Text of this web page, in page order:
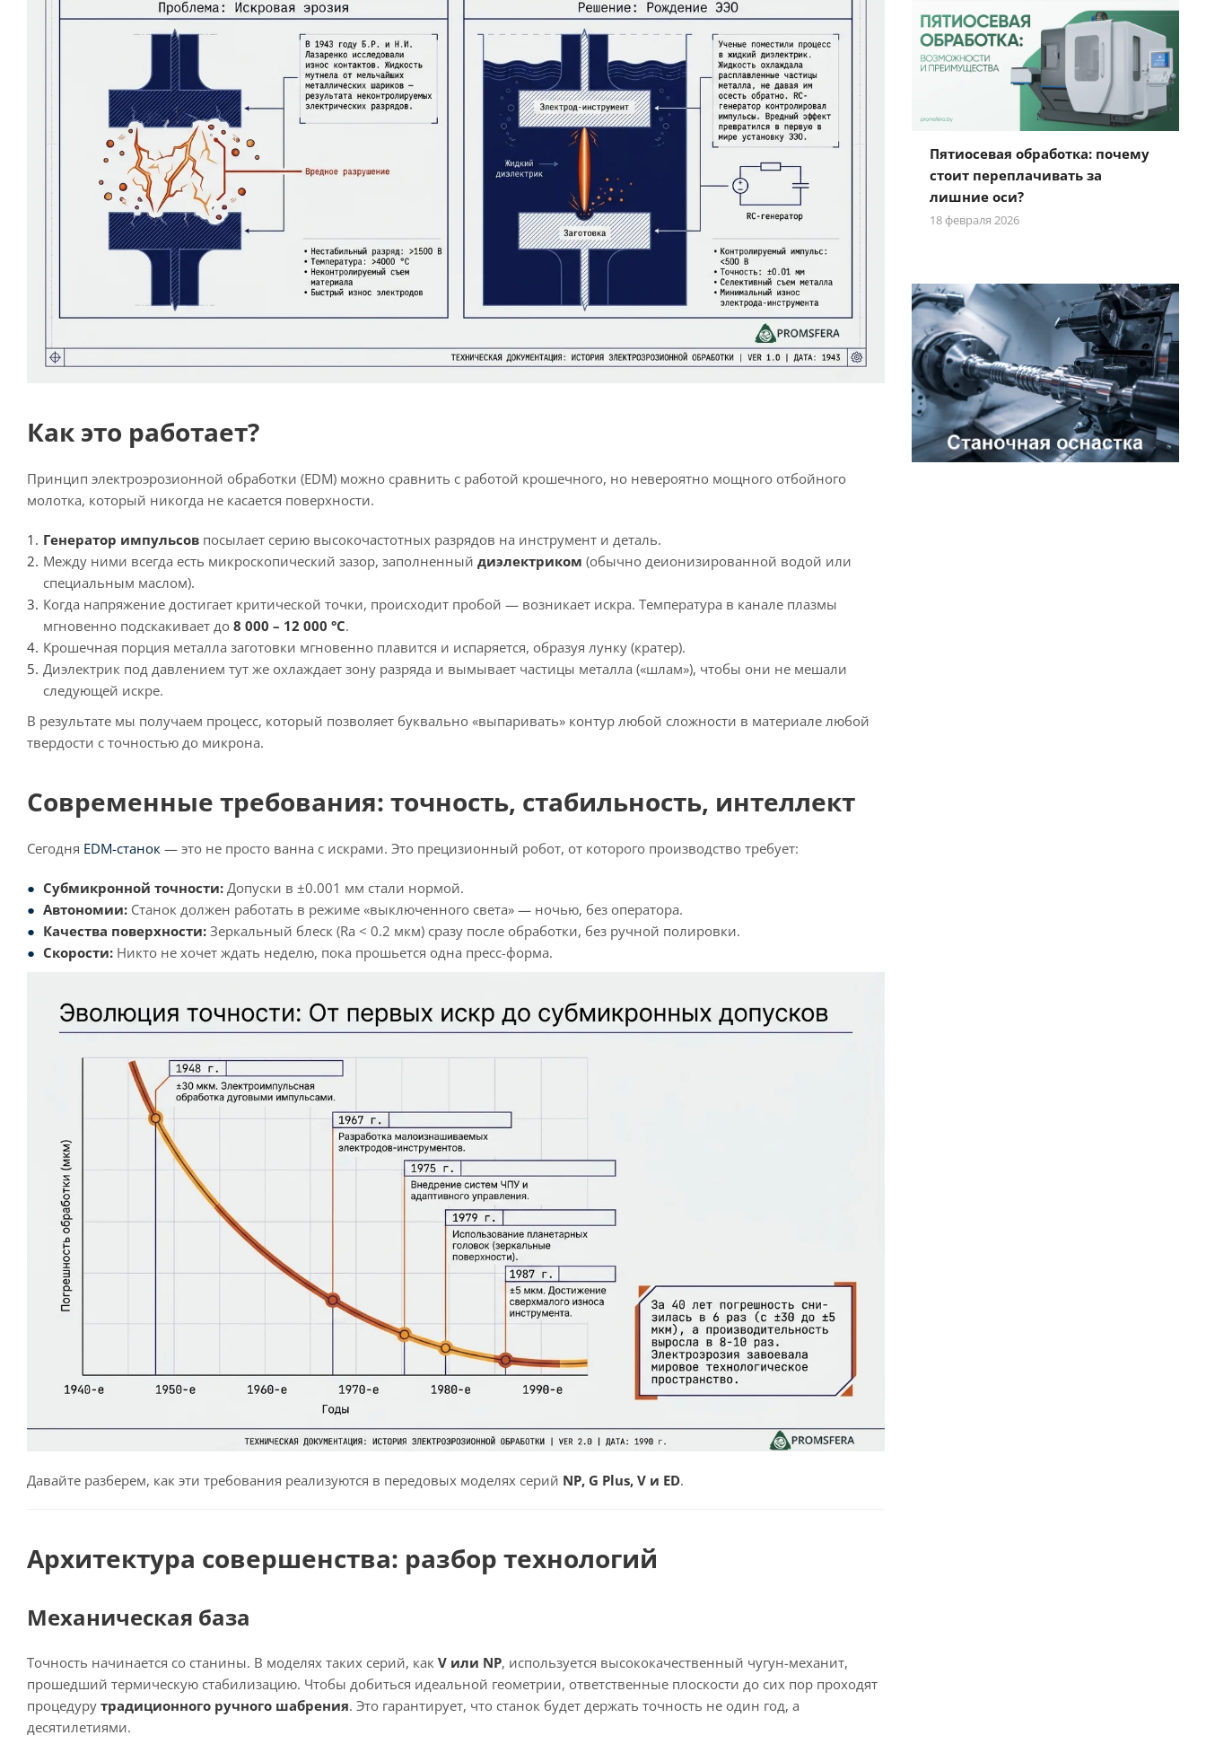
Как это работает?
Принцип электроэрозионной обработки (EDM) можно сравнить с работой крошечного, но невероятно мощного отбойного
молотка, который никогда не касается поверхности.
Генератор импульсов посылает серию высокочастотных разрядов на инструмент и деталь.
Между ними всегда есть микроскопический зазор, заполненный диэлектриком (обычно деионизированной водой или
специальным маслом).
Когда напряжение достигает критической точки, происходит пробой — возникает искра. Температура в канале плазмы
мгновенно подскакивает до 8 000 – 12 000 °C.
Крошечная порция металла заготовки мгновенно плавится и испаряется, образуя лунку (кратер).
Диэлектрик под давлением тут же охлаждает зону разряда и вымывает частицы металла («шлам»), чтобы они не мешали
следующей искре.
В результате мы получаем процесс, который позволяет буквально «выпаривать» контур любой сложности в материале любой
твердости с точностью до микрона.
Современные требования: точность, стабильность, интеллект
Сегодня EDM-станок — это не просто ванна с искрами. Это прецизионный робот, от которого производство требует:
Субмикронной точности: Допуски в ±0.001 мм стали нормой.
Автономии: Станок должен работать в режиме «выключенного света» — ночью, без оператора.
Качества поверхности: Зеркальный блеск (Ra < 0.2 мкм) сразу после обработки, без ручной полировки.
Скорости: Никто не хочет ждать неделю, пока прошьется одна пресс-форма.
Давайте разберем, как эти требования реализуются в передовых моделях серий NP, G Plus, V и ED.
Архитектура совершенства: разбор технологий
Механическая база
Точность начинается со станины. В моделях таких серий, как V или NP, используется высококачественный чугун-механит,
прошедший термическую стабилизацию. Чтобы добиться идеальной геометрии, ответственные плоскости до сих пор проходят
процедуру традиционного ручного шабрения. Это гарантирует, что станок будет держать точность не один год, а
десятилетиями.
Пятиосевая обработка: почему
стоит переплачивать за
лишние оси?
18 февраля 2026